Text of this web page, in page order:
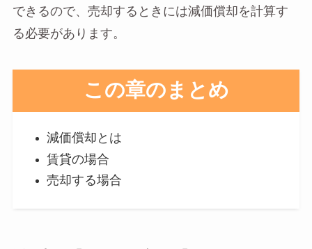
できるので、売却するときには減価償却を計算す
る必要があります。
この章のまとめ
減価償却とは
賃貸の場合
売却する場合